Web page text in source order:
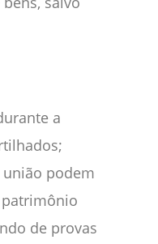
a
podem
de provas